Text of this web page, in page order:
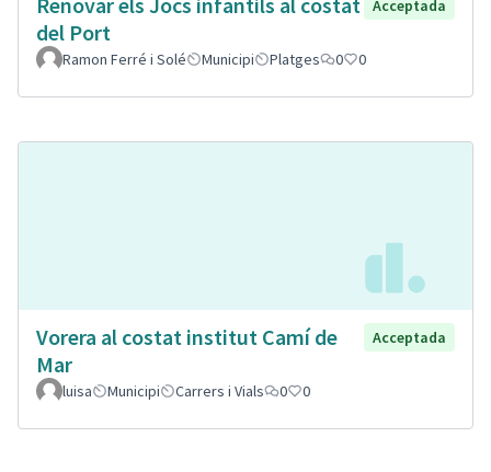
del Port
Acceptada
Ramon Ferré i Solé Municipi Platges 0 0
Vorera al costat institut Camí de
Mar
Acceptada
luisa Municipi Carrers i Vials 0 0